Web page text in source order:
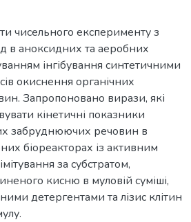
чисельного експерименту з
в аноксидних та аеробних
інгібування синтетичними
окиснення органічних
Запропоновано вирази, які
кінетичні показники
забруднюючих речовин в
біореакторах із активним
за субстратом,
кисню в муловій суміші,
детергентами та лізис клітин